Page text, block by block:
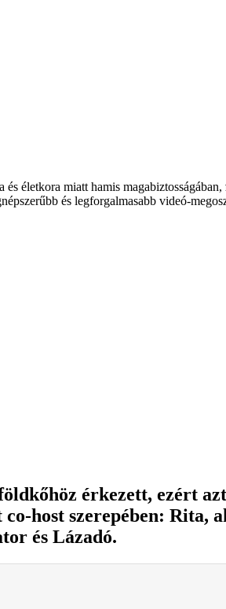
életkora miatt hamis magabiztosságában,
és legforgalmasabb videó-
érkezett, ezért
host szerepében: Rita,
és Lázadó.